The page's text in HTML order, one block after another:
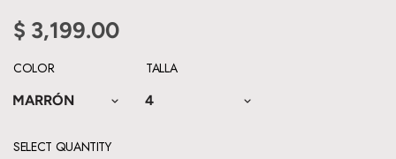
$ 3,199.00
COLOR
MARRÓN
TALLA
4
SELECT QUANTITY